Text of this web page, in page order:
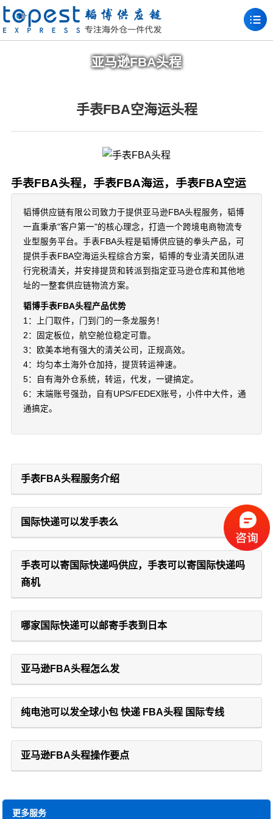
亚马逊FBA头程
手表FBA空海运头程
手表FBA头程，手表FBA海运，手表FBA空运
韬博供应链有限公司致力于提供亚马逊FBA头程服务，韬博
一直秉承"客户第一"的核心理念，打造一个跨境电商物流专
业型服务平台。手表FBA头程是韬博供应链的拳头产品，可
提供手表FBA空海运头程综合方案，韬博的专业清关团队进
行完税清关，并安排提货和转派到指定亚马逊仓库和其他地
址的一整套供应链物流方案。
韬博手表FBA头程产品优势
1：上门取件，门到门的一条龙服务！
2：固定板位，航空舱位稳定可靠。
3：欧美本地有强大的清关公司，正规高效。
4：均匀本土海外仓加持，提货转运神速。
5：自有海外仓系统，转运，代发，一键搞定。
6：末端账号强劲，自有UPS/FEDEX账号，小件中大件，通
通搞定。
手表FBA头程服务介绍
国际快递可以发手表么
手表可以寄国际快递吗供应，手表可以寄国际快递吗
商机
哪家国际快递可以邮寄手表到日本
亚马逊FBA头程怎么发
纯电池可以发全球小包 快递 FBA头程 国际专线
亚马逊FBA头程操作要点
更多服务